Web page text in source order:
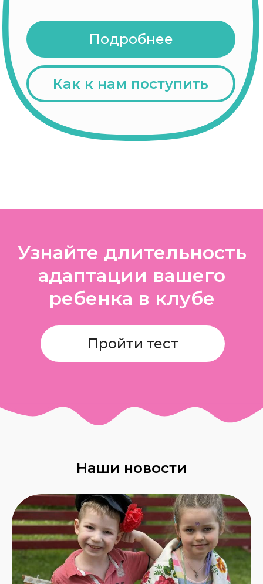
Наши новости
Связаться с нами
ул. Санаторная, дом 37
Про жизнь клуба